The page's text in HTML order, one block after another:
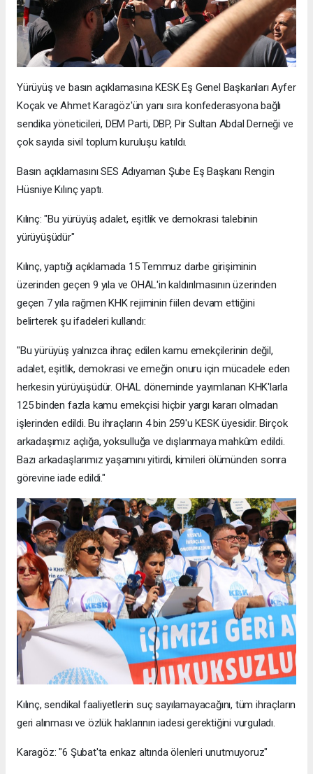
Yürüyüş ve basın açıklamasına KESK Eş Genel Başkanları Ayfer
Koçak ve Ahmet Karagöz'ün yanı sıra konfederasyona bağlı
sendika yöneticileri, DEM Parti, DBP, Pir Sultan Abdal Derneği ve
çok sayıda sivil toplum kuruluşu katıldı.
Basın açıklamasını SES Adıyaman Şube Eş Başkanı Rengin
Hüsniye Kılınç yaptı.
Kılınç: "Bu yürüyüş adalet, eşitlik ve demokrasi talebinin
yürüyüşüdür"
Kılınç, yaptığı açıklamada 15 Temmuz darbe girişiminin
üzerinden geçen 9 yıla ve OHAL'in kaldırılmasının üzerinden
geçen 7 yıla rağmen KHK rejiminin fiilen devam ettiğini
belirterek şu ifadeleri kullandı:
"Bu yürüyüş yalnızca ihraç edilen kamu emekçilerinin değil,
adalet, eşitlik, demokrasi ve emeğin onuru için mücadele eden
herkesin yürüyüşüdür. OHAL döneminde yayımlanan KHK'larla
125 binden fazla kamu emekçisi hiçbir yargı kararı olmadan
işlerinden edildi. Bu ihraçların 4 bin 259'u KESK üyesidir. Birçok
arkadaşımız açlığa, yoksulluğa ve dışlanmaya mahkûm edildi.
Bazı arkadaşlarımız yaşamını yitirdi, kimileri ölümünden sonra
görevine iade edildi."
Kılınç, sendikal faaliyetlerin suç sayılamayacağını, tüm ihraçların
geri alınması ve özlük haklarının iadesi gerektiğini vurguladı.
Karagöz: "6 Şubat'ta enkaz altında ölenleri unutmuyoruz"